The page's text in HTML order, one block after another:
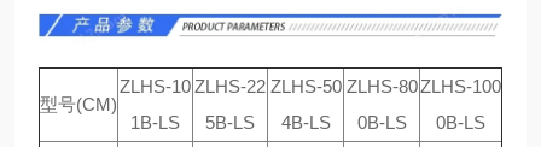
型号(CM)
ZLHS-10
1B-LS
ZLHS-22
5B-LS
ZLHS-50
4B-LS
ZLHS-80
0B-LS
ZLHS-100
0B-LS